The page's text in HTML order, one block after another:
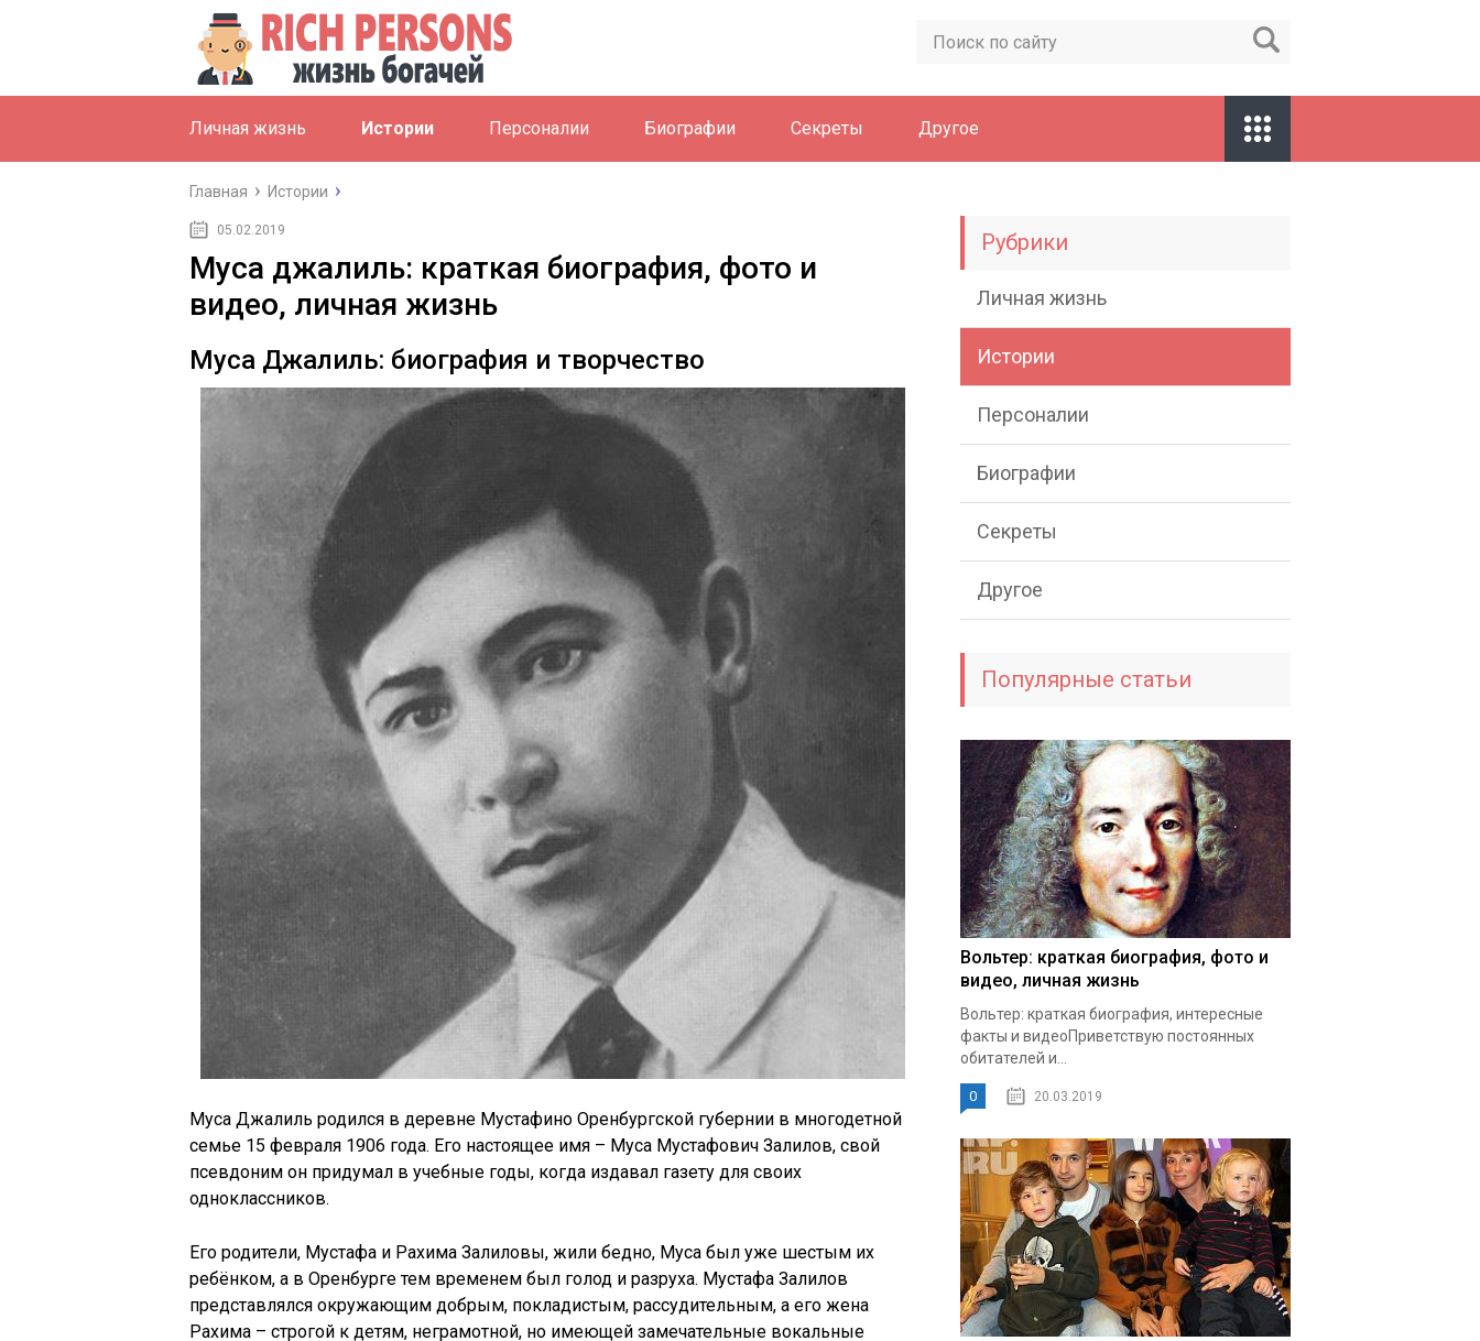
Личная жизнь Истории Персоналии Биографии Секреты Другое
Главная Истории
05.02.2019
Муса джалиль: краткая биография, фото и
видео, личная жизнь
Муса Джалиль: биография и творчество
Муса Джалиль родился в деревне Мустафино Оренбургской губернии в многодетной
семье 15 февраля 1906 года. Его настоящее имя – Муса Мустафович Залилов, свой
псевдоним он придумал в учебные годы, когда издавал газету для своих
одноклассников.
Его родители, Мустафа и Рахима Залиловы, жили бедно, Муса был уже шестым их
ребёнком, а в Оренбурге тем временем был голод и разруха. Мустафа Залилов
представлялся окружающим добрым, покладистым, рассудительным, а его жена
Рахима – строгой к детям, неграмотной, но имеющей замечательные вокальные
Рубрики
Личная жизнь
Истории
Персоналии
Биографии
Секреты
Другое
Популярные статьи
Вольтер: краткая биография, фото и
видео, личная жизнь
Вольтер: краткая биография, интересные
факты и видеоПриветствую постоянных
обитателей и...
0 20.03.2019